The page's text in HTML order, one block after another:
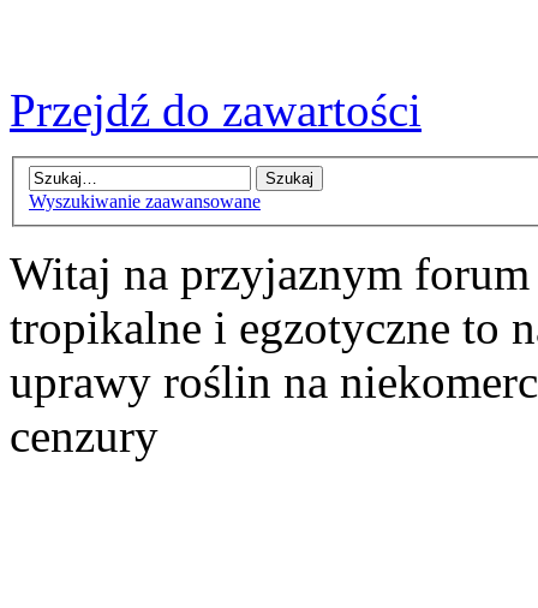
Przejdź do zawartości
Wyszukiwanie zaawansowane
Witaj na przyjaznym
tropikalne i egzotyczne to
uprawy roślin na
cenzury